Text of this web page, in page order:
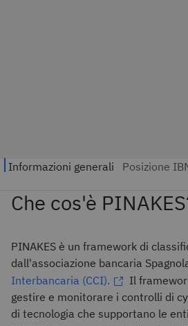
Che cos'è
PINAKES è un framework di
dall'associazione bancaria
Interbancaria (CCI).
Il
gestire e monitorare i controlli di
di tecnologia che supportano le